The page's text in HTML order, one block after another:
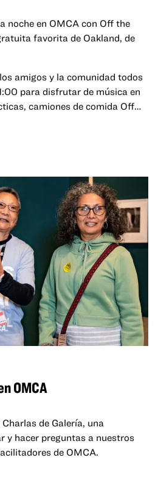
noche en OMCA con Off the
favorita de Oakland, de
amigos y la comunidad todos
para disfrutar de música en
camiones de comida Off
una
OMCA
de Galería, una
y hacer preguntas a nuestros
de OMCA.